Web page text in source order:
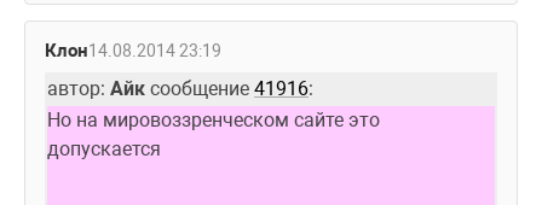
Клон14.08.2014 23:19
автор: Айк сообщение 41916:
Но на мировоззренческом сайте это
допускается